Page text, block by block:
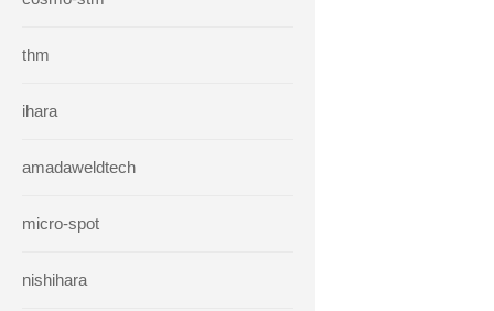
thm
ihara
amadaweldtech
micro-spot
nishihara